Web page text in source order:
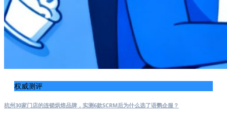
权威测评
杭州30家门店的连锁烘焙品牌，实测6款SCRM后为什么选了语鹦企服？